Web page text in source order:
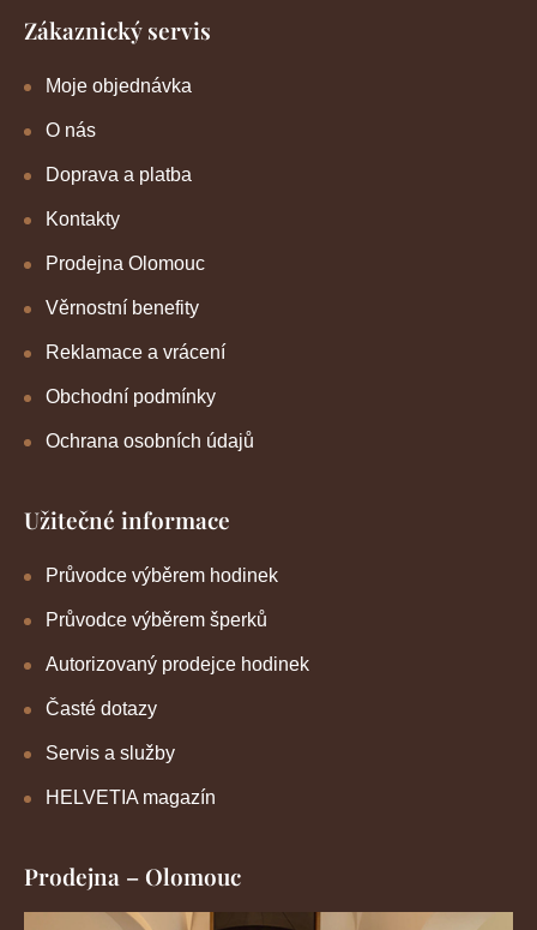
Zákaznický servis
Moje objednávka
O nás
Doprava a platba
Kontakty
Prodejna Olomouc
Věrnostní benefity
Reklamace a vrácení
Obchodní podmínky
Ochrana osobních údajů
Užitečné informace
Průvodce výběrem hodinek
Průvodce výběrem šperků
Autorizovaný prodejce hodinek
Časté dotazy
Servis a služby
HELVETIA magazín
Prodejna – Olomouc